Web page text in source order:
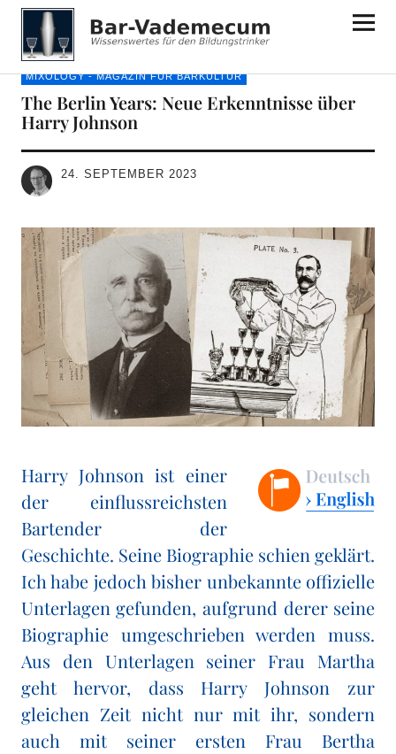
Bar-Vademecum
MIXOLOGY - MAGAZIN FÜR BARKULTUR
The Berlin Years: Neue Erkenntnisse über
Harry Johnson
24. SEPTEMBER 2023
Harry Johnson ist einer
der einflussreichsten
Bartender der
Geschichte. Seine Biographie schien geklärt.
Ich habe jedoch bisher unbekannte offizielle
Unterlagen gefunden, aufgrund derer seine
Biographie umgeschrieben werden muss.
Aus den Unterlagen seiner Frau Martha
geht hervor, dass Harry Johnson zur
gleichen Zeit nicht nur mit ihr, sondern
auch mit seiner ersten Frau Bertha